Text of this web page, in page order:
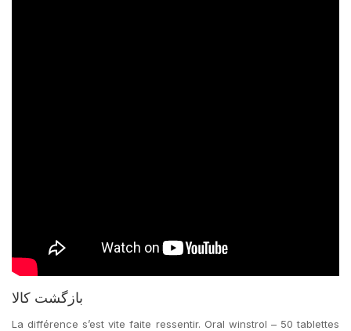
بازگشت کالا
La différence s’est vite faite ressentir. Oral winstrol – 50 tablettes